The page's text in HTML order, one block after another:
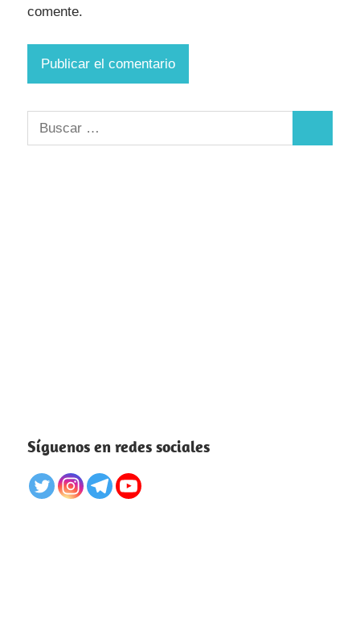
comente.
Buscar:
Síguenos en redes sociales